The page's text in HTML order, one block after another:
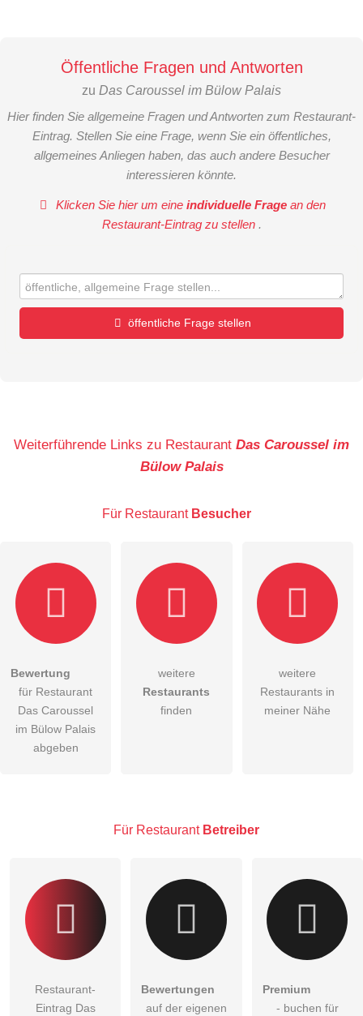
Öffentliche Fragen und Antworten
zu Das Caroussel im Bülow Palais
Hier finden Sie allgemeine Fragen und Antworten zum Restaurant-
Eintrag. Stellen Sie eine Frage, wenn Sie ein öffentliches,
allgemeines Anliegen haben, das auch andere Besucher
interessieren könnte.
Klicken Sie hier um eineindividuelle Frage an den
Restaurant-Eintrag zu stellen .
öffentliche Frage stellen
Die Datenschutzerklärunghabe ich zur Kenntnis genommen.
öffentliche Frage stellen
Restaurant-Eintrag zu stellen.
Weiterführende Links zu Restaurant Das Caroussel im
Bülow Palais
Für Restaurant Besucher
Bewertung
für Restaurant
Das Caroussel
im Bülow Palais
abgeben
weitere
Restaurants
finden
weitere
Restaurants in
meiner Nähe
Für Restaurant Betreiber
Restaurant-
Eintrag Das
Bewertungen
auf der eigenen
Premium
- buchen für